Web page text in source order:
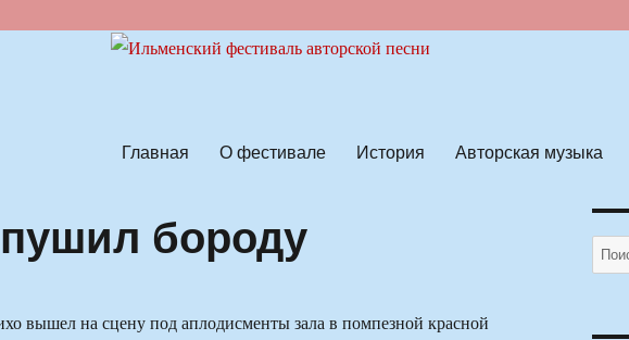
Главная О фестивале История Авторская музыка
бороду
вышел на сцену под аплодисменты зала в помпезной красной
Искать: